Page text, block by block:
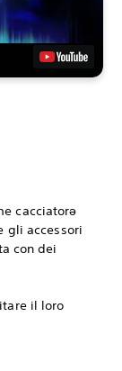
cacciatorə
gli accessori
con dei
il loro